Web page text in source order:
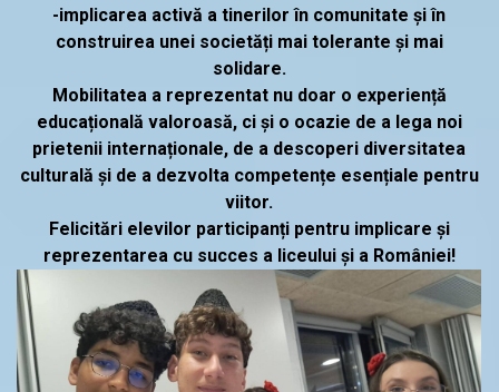
-implicarea activă a tinerilor în comunitate și în
construirea unei societăți mai tolerante și mai
solidare.
Mobilitatea a reprezentat nu doar o experiență
educațională valoroasă, ci și o ocazie de a lega noi
prietenii internaționale, de a descoperi diversitatea
culturală și de a dezvolta competențe esențiale pentru
viitor.
Felicitări elevilor participanți pentru implicare și
reprezentarea cu succes a liceului și a României!